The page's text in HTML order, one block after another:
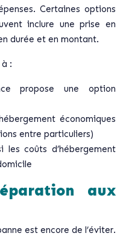
Certaines options
inclure une prise en
durée et en montant.
:
propose une option
économiques
entre particuliers)
les coûts d’hébergement
aux
est encore de l’éviter.